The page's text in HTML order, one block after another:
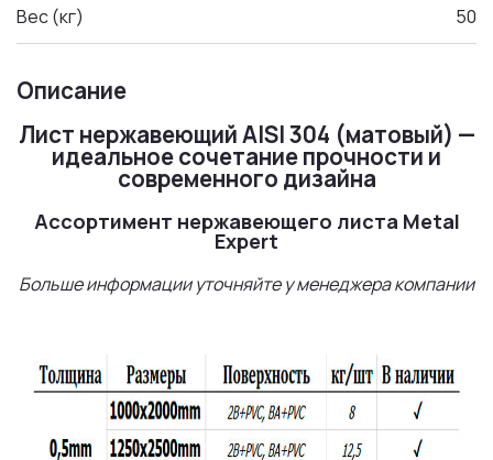
Вес (кг) 50
Описание
Лист нержавеющий AISI 304 (матовый) —
идеальное сочетание прочности и
современного дизайна
Ассортимент нержавеющего листа Metal
Expert
Больше информации уточняйте у менеджера компании